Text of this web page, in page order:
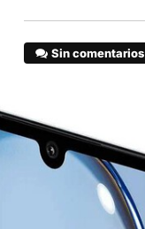
Sin comentarios